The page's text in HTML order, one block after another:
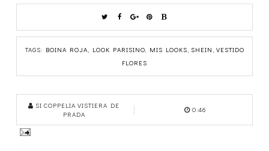
TAGS: BOINA ROJA LOOK PARISINO, MIS LOOKS SHEIN VESTIDO
FLORES
SI COPPELIA VISTIERA DE
PRADA
0:46